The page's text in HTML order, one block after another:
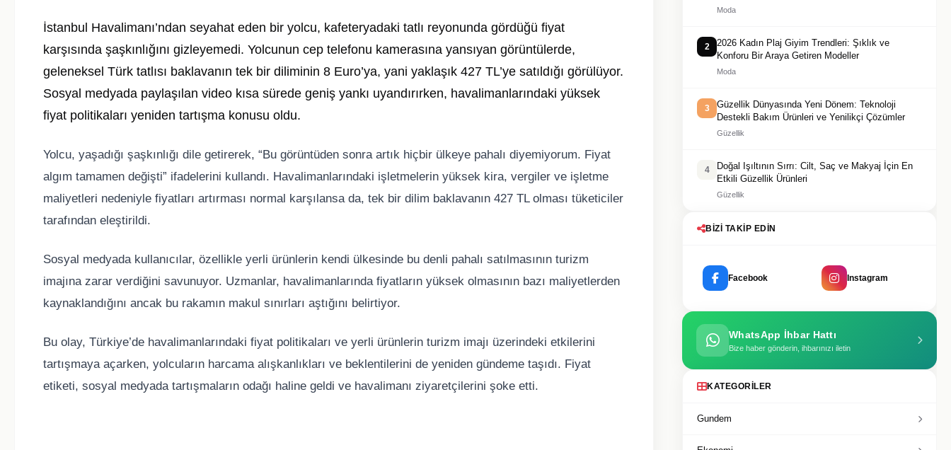
İstanbul Havalimanı’ndan seyahat eden bir yolcu, kafeteryadaki tatlı reyonunda gördüğü fiyat
karşısında şaşkınlığını gizleyemedi. Yolcunun cep telefonu kamerasına yansıyan görüntülerde,
geleneksel Türk tatlısı baklavanın tek bir diliminin 8 Euro’ya, yani yaklaşık 427 TL’ye satıldığı görülüyor.
Sosyal medyada paylaşılan video kısa sürede geniş yankı uyandırırken, havalimanlarındaki yüksek
fiyat politikaları yeniden tartışma konusu oldu.
Yolcu, yaşadığı şaşkınlığı dile getirerek, “Bu görüntüden sonra artık hiçbir ülkeye pahalı diyemiyorum. Fiyat
algım tamamen değişti” ifadelerini kullandı. Havalimanlarındaki işletmelerin yüksek kira, vergiler ve işletme
maliyetleri nedeniyle fiyatları artırması normal karşılansa da, tek bir dilim baklavanın 427 TL olması tüketiciler
tarafından eleştirildi.
Sosyal medyada kullanıcılar, özellikle yerli ürünlerin kendi ülkesinde bu denli pahalı satılmasının turizm
imajına zarar verdiğini savunuyor. Uzmanlar, havalimanlarında fiyatların yüksek olmasının bazı maliyetlerden
kaynaklandığını ancak bu rakamın makul sınırları aştığını belirtiyor.
Bu olay, Türkiye’de havalimanlarındaki fiyat politikaları ve yerli ürünlerin turizm imajı üzerindeki etkilerini
tartışmaya açarken, yolcuların harcama alışkanlıkları ve beklentilerini de yeniden gündeme taşıdı. Fiyat
etiketi, sosyal medyada tartışmaların odağı haline geldi ve havalimanı ziyaretçilerini şoke etti.
Moda
2
2026 Kadın Plaj Giyim Trendleri: Şıklık ve
Konforu Bir Araya Getiren Modeller
Moda
3
Güzellik Dünyasında Yeni Dönem: Teknoloji
Destekli Bakım Ürünleri ve Yenilikçi Çözümler
Güzellik
4
Doğal Işıltının Sırrı: Cilt, Saç ve Makyaj İçin En
Etkili Güzellik Ürünleri
Güzellik
BIZI TAKIP EDIN
Facebook Instagram
WhatsApp İhbar Hattı
Bize haber gönderin, ihbarınızı iletin
KATEGORILER
Gundem